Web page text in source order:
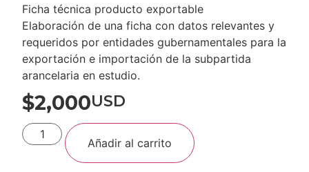
Ficha técnica producto exportable
Elaboración de una ficha con datos relevantes y
requeridos por entidades gubernamentales para la
exportación e importación de la subpartida
arancelaria en estudio.
$2,000USD
Añadir al carrito